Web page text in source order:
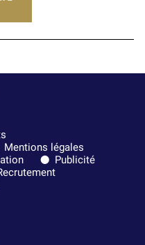
Mentions légales
Publicité